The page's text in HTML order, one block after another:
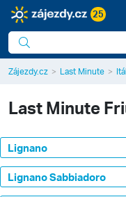
25
Zájezdy.cz Last Minute
Last Minute
Lignano
Lignano Sabbiadoro